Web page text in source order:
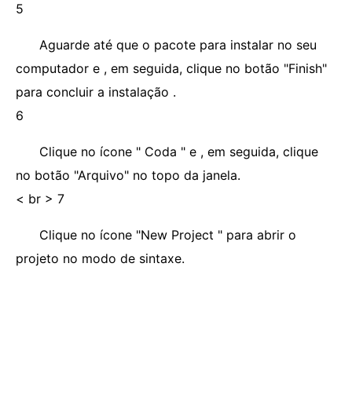
5
Aguarde até que o pacote para instalar no seu
computador e , em seguida, clique no botão "Finish"
para concluir a instalação .
6
Clique no ícone " Coda " e , em seguida, clique
no botão "Arquivo" no topo da janela.
< br > 7
Clique no ícone "New Project " para abrir o
projeto no modo de sintaxe.